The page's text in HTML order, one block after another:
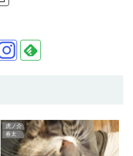
虎ノ介
春太